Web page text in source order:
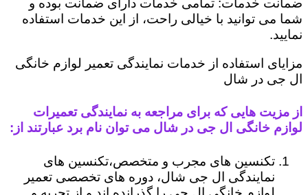
شما می توانید با خیالی راحت، از این خدمات استفاده
نمایید.
مزایای استفاده از خدمات نمایندگی تعمیر لوازم خانگی
ال جی در شال
از مزیت هایی که برای مراجعه به نمایندگی تعمیرات
لوازم خانگی ال جی در شال می توان نام برد عبارتند از:
تکنسین های مجرب و متخصص،تکنسین های
نمایندگی ال جی شال، دوره های تخصصی تعمیر